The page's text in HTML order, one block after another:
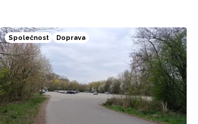
dvou silnic, jedná se o komunikaci
v Tištíně a komunikaci ve Služíně
i ulice Krokova, Česká a Ruská. Nově
začíná také uzavírka silnice II/367.
Máme pro vás přehled dopravních
informací.
Společnost Doprava